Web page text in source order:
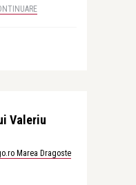
Valeriu
Marea Dragoste